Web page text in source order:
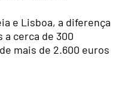
e Lisboa, a diferença
cerca de 300
mais de 2.600 euros